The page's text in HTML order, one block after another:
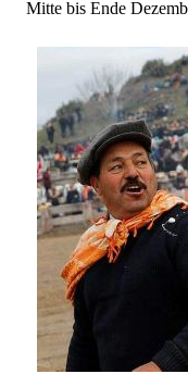
Mitte bis Ende